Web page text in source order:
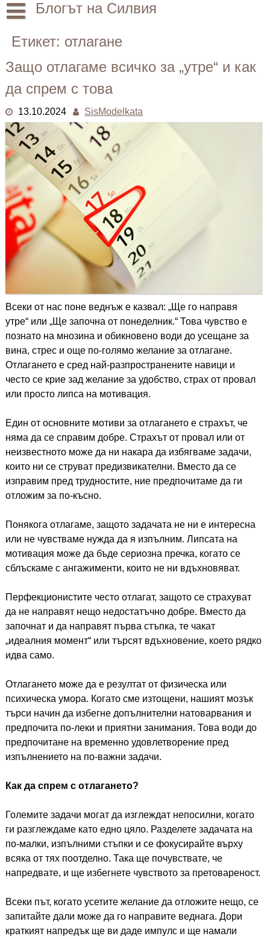
Skip
to
Блогът на Силвия
Етикет: отлагане
Защо отлагаме всичко за „утре“ и как
да спрем с това
13.10.2024 SisModelkata
Всеки от нас поне веднъж е казвал: „Ще го направя
утре“ или „Ще започна от понеделник.“ Това чувство е
познато на мнозина и обикновено води до усещане за
вина, стрес и още по-голямо желание за отлагане.
Отлагането е сред най-разпространените навици и
често се крие зад желание за удобство, страх от провал
или просто липса на мотивация.
Един от основните мотиви за отлагането е страхът, че
няма да се справим добре. Страхът от провал или от
неизвестното може да ни накара да избягваме задачи,
които ни се струват предизвикателни. Вместо да се
изправим пред трудностите, ние предпочитаме да ги
отложим за по-късно.
Понякога отлагаме, защото задачата не ни е интересна
или не чувстваме нужда да я изпълним. Липсата на
мотивация може да бъде сериозна пречка, когато се
сблъскаме с ангажименти, които не ни вдъхновяват.
Перфекционистите често отлагат, защото се страхуват
да не направят нещо недостатъчно добре. Вместо да
започнат и да направят първа стъпка, те чакат
„идеалния момент“ или търсят вдъхновение, което рядко
идва само.
Отлагането може да е резултат от физическа или
психическа умора. Когато сме изтощени, нашият мозък
търси начин да избегне допълнителни натоварвания и
предпочита по-леки и приятни занимания. Това води до
предпочитане на временно удовлетворение пред
изпълнението на по-важни задачи.
Как да спрем с отлагането?
Големите задачи могат да изглеждат непосилни, когато
ги разглеждаме като едно цяло. Разделете задачата на
по-малки, изпълними стъпки и се фокусирайте върху
всяка от тях поотделно. Така ще почувствате, че
напредвате, и ще избегнете чувството за претовареност.
Всеки път, когато усетите желание да отложите нещо, се
запитайте дали може да го направите веднага. Дори
краткият напредък ще ви даде импулс и ще намали